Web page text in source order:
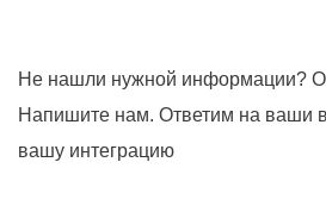
Не нашли нужной информации?
Напишите нам. Ответим на ваши
вашу интеграцию